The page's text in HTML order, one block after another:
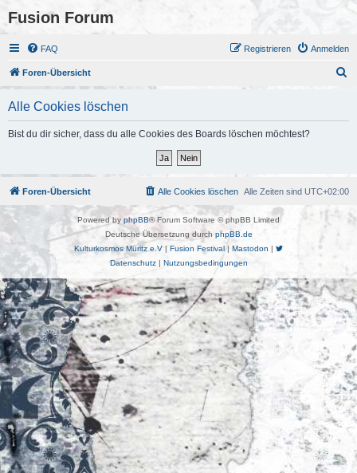
Fusion Forum
FAQ Anmelden
Registrieren
Foren-Übersicht
Alle Cookies löschen
Bist du dir sicher, dass du alle Cookies des Boards löschen möchtest?
Foren-Übersicht Alle Zeiten sind UTC+02:00
Alle Cookies löschen
Powered by phpBB® Forum Software © phpBB Limited
Deutsche Übersetzung durch phpBB.de
Kulturkosmos Müritz e.V | Fusion Festival| Mastodon |
Datenschutz| Nutzungsbedingungen